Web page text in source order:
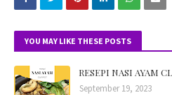
YOU MAY LIKE THESE POSTS
RESEPI NASI AYAM
September 19, 2023